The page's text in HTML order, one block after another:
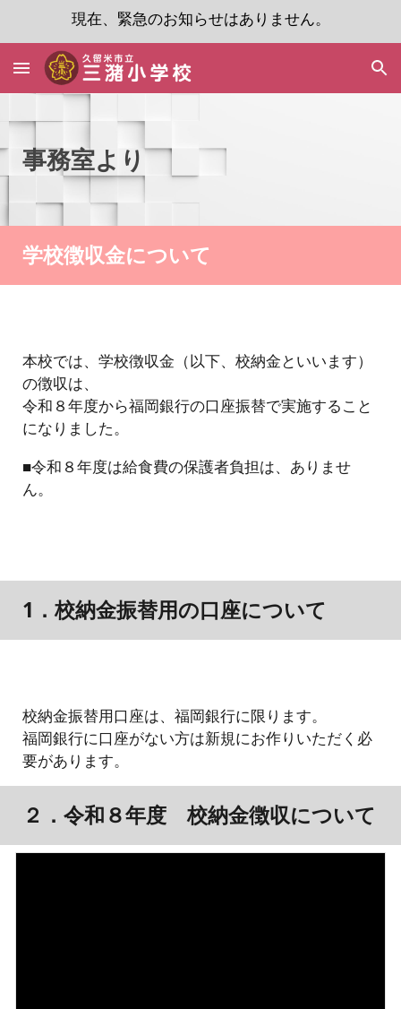
現在、緊急のお知らせはありません。
事務室より
学校徴収金について
本校では、学校徴収金（以下、校納金といいます）
の徴収は、
令和８年度から福岡銀行の口座振替で実施すること
になりました。
■令和８年度は給食費の保護者負担は、ありませ
ん。
1．校納金振替用の口座について
校納金振替用口座は、福岡銀行に限ります。
福岡銀行に口座がない方は新規にお作りいただく必
要があります。
２．令和８年度 校納金徴収について